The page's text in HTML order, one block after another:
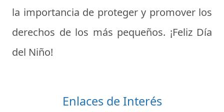
la importancia de proteger y promover los
derechos de los más pequeños. ¡Feliz Día
del Niño!
Enlaces de Interés